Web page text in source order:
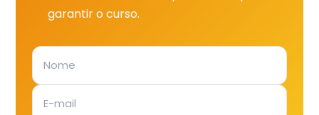
garantir o curso.